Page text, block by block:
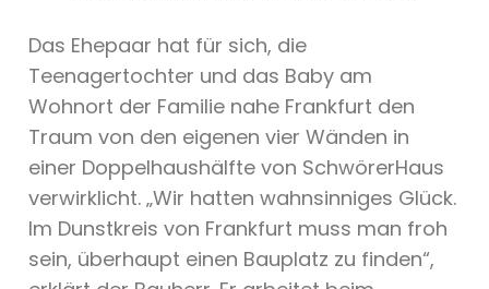
Das Ehepaar hat für sich, die
Teenagertochter und das Baby am
Wohnort der Familie nahe Frankfurt den
Traum von den eigenen vier Wänden in
einer Doppelhaushälfte von SchwörerHaus
verwirklicht. „Wir hatten wahnsinniges Glück.
Im Dunstkreis von Frankfurt muss man froh
sein, überhaupt einen Bauplatz zu finden“,